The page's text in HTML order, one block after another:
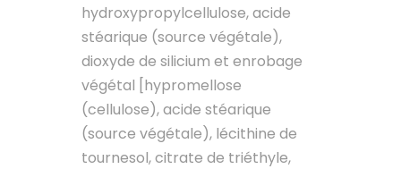
hydroxypropylcellulose, acide
stéarique (source végétale),
dioxyde de silicium et enrobage
végétal [hypromellose
(cellulose), acide stéarique
(source végétale), lécithine de
tournesol, citrate de triéthyle,